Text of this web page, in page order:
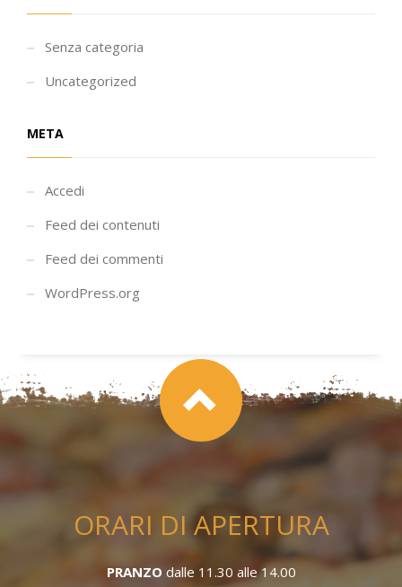
Senza categoria
Uncategorized
META
Accedi
Feed dei contenuti
Feed dei commenti
WordPress.org
ORARI DI APERTURA
PRANZO dalle 11.30 alle 14.00